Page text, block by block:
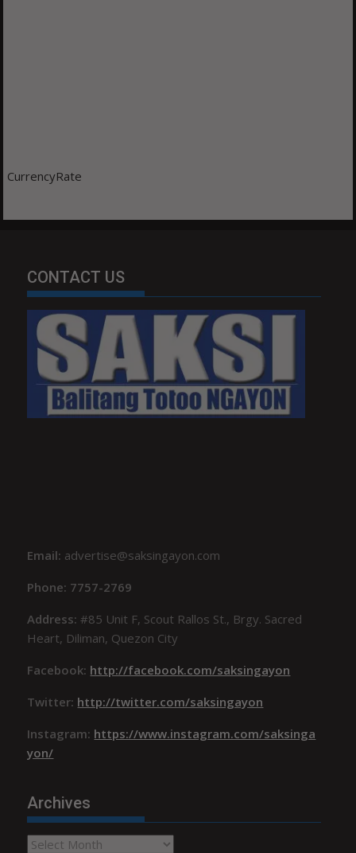
CurrencyRate
CONTACT US
Email: advertise@saksingayon.com
Phone: 7757-2769
Address:#85 Unit F, Scout Rallos St., Brgy. Sacred
Heart, Diliman, Quezon City
Facebook: http://facebook.com/saksingayon
Twitter: http://twitter.com/saksingayon
Instagram: https://www.instagram.com/saksinga
yon/
Archives
Archives